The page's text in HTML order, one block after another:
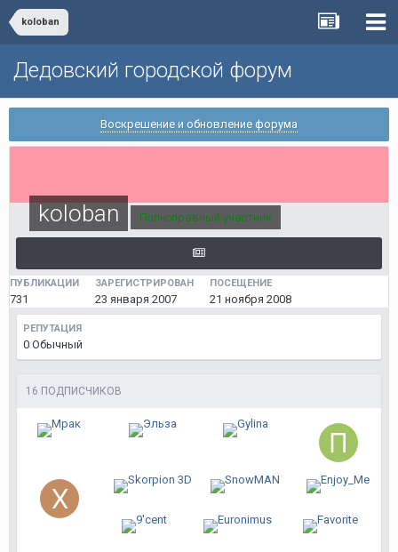
koloban
Дедовский городской форум
Воскрешение и обновление форума
koloban Полноправный участник
ПУБЛИКАЦИИ
731
ЗАРЕГИСТРИРОВАН
23 января 2007
ПОСЕЩЕНИЕ
21 ноября 2008
РЕПУТАЦИЯ
0 Обычный
16 ПОДПИСЧИКОВ